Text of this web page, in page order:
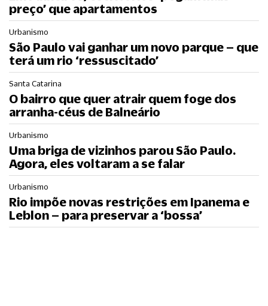
preço’ que apartamentos
Urbanismo
São Paulo vai ganhar um novo parque – que
terá um rio ‘ressuscitado’
Santa Catarina
O bairro que quer atrair quem foge dos
arranha-céus de Balneário
Urbanismo
Uma briga de vizinhos parou São Paulo.
Agora, eles voltaram a se falar
Urbanismo
Rio impõe novas restrições em Ipanema e
Leblon – para preservar a ‘bossa’